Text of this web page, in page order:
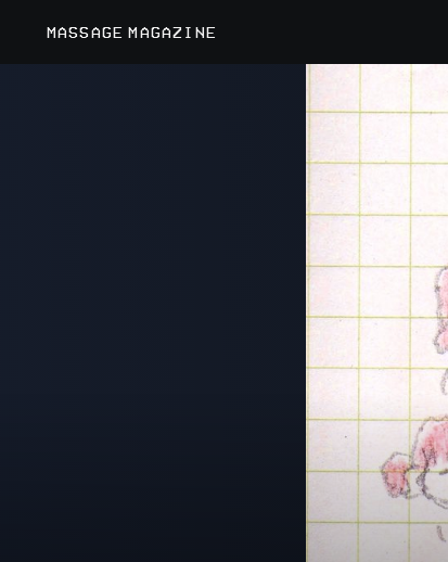
MASSAGE MAGAZINE